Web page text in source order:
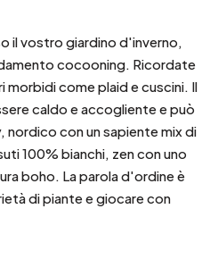
il vostro giardino d'inverno,
cocooning. Ricordate
morbidi come plaid e cuscini. Il
caldo e accogliente e può
nordico con un sapiente mix di
100% bianchi, zen con uno
boho. La parola d'ordine è
di piante e giocare con